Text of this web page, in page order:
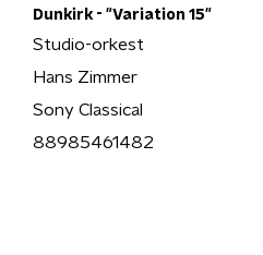
Dunkirk - "Variation 15"
Studio-orkest
Hans Zimmer
Sony Classical
88985461482